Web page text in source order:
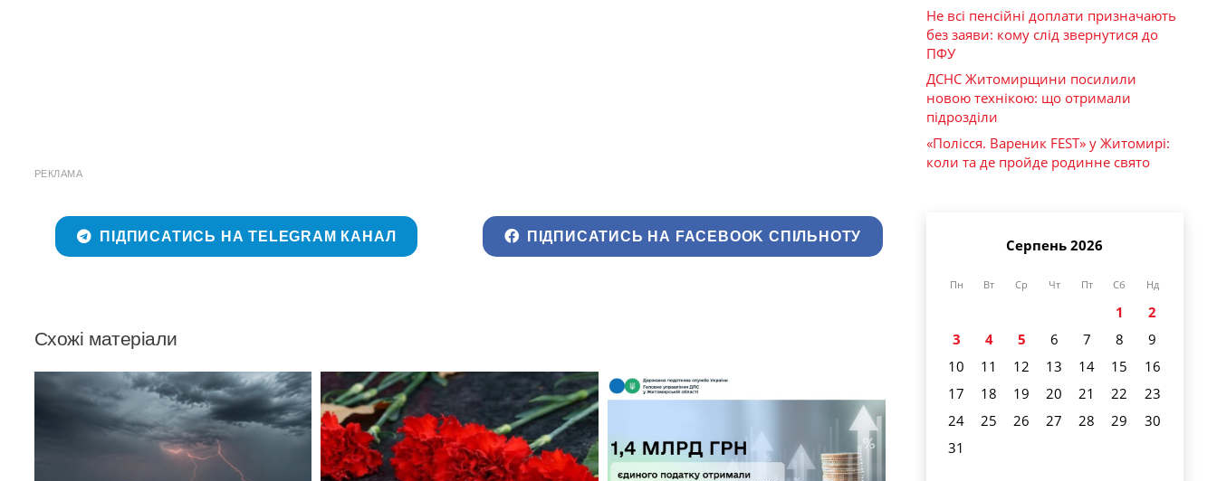
РЕКЛАМА
ПІДПИСАТИСЬ НА TELEGRAM КАНАЛ ПІДПИСАТИСЬ НА FACEBOOK СПІЛЬНОТУ
Схожі матеріали
Не всі пенсійні доплати призначають
без заяви: кому слід звернутися до
ПФУ
ДСНС Житомирщини посилили
новою технікою: що отримали
підрозділи
«Полісся. Вареник FEST» у Житомирі:
коли та де пройде родинне свято
Серпень 2026
Пн Вт Ср Чт Пт Сб Нд
1
2
3
4 5 6 7 8
9
10
11 12 13 14 15
16
17
18 19 20 21 22
23
24
25 26 27 28 29
30
31